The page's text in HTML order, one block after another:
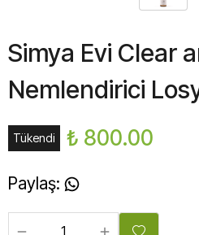
Simya Evi Clear
Nemlendirici
Tükendi ₺ 800.00
Paylaş: